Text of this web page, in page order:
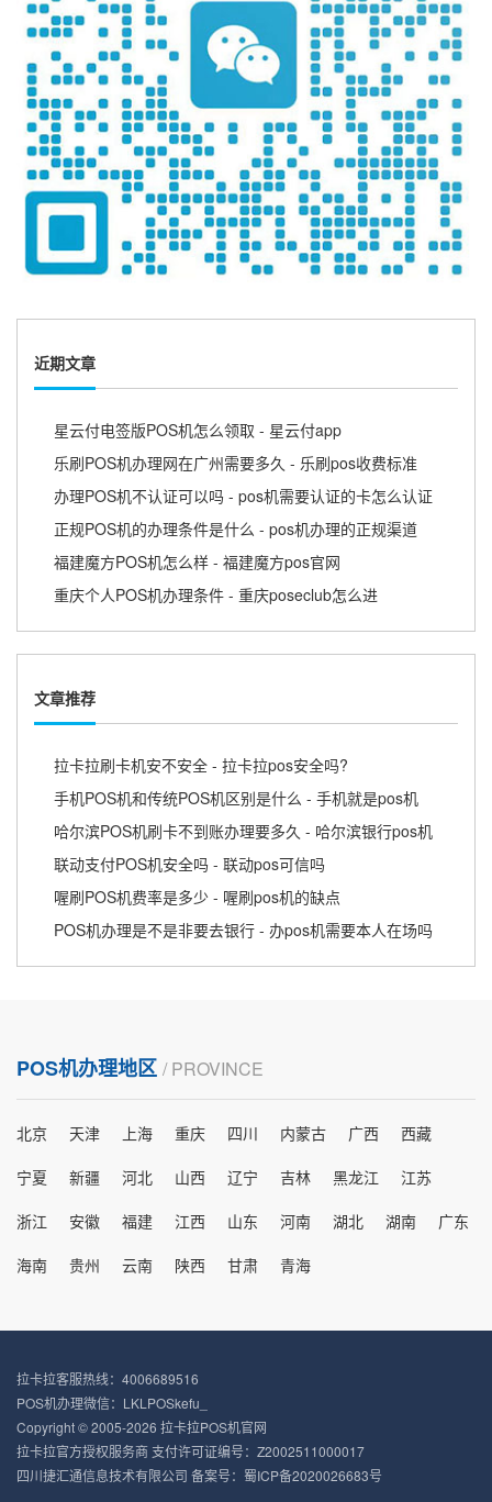
近期文章
星云付电签版POS机怎么领取 - 星云付app
乐刷POS机办理网在广州需要多久 - 乐刷pos收费标准
办理POS机不认证可以吗 - pos机需要认证的卡怎么认证
正规POS机的办理条件是什么 - pos机办理的正规渠道
福建魔方POS机怎么样 - 福建魔方pos官网
重庆个人POS机办理条件 - 重庆poseclub怎么进
文章推荐
拉卡拉刷卡机安不安全 - 拉卡拉pos安全吗?
手机POS机和传统POS机区别是什么 - 手机就是pos机
哈尔滨POS机刷卡不到账办理要多久 - 哈尔滨银行pos机
联动支付POS机安全吗 - 联动pos可信吗
喔刷POS机费率是多少 - 喔刷pos机的缺点
POS机办理是不是非要去银行 - 办pos机需要本人在场吗
POS机办理地区 / PROVINCE
北京 天津 上海 重庆 四川 内蒙古 广西
西藏
宁夏
新疆 河北 山西 辽宁 吉林 黑龙江
江苏
浙江
安徽 福建 江西 山东 河南 湖北 湖南
广东
海南
贵州 云南 陕西 甘肃 青海
拉卡拉客服热线：4006689516
POS机办理微信：LKLPOSkefu_
Copyright © 2005-2026 拉卡拉POS机官网
拉卡拉官方授权服务商 支付许可证编号：Z2002511000017
四川捷汇通信息技术有限公司 备案号： 蜀ICP备2020026683号